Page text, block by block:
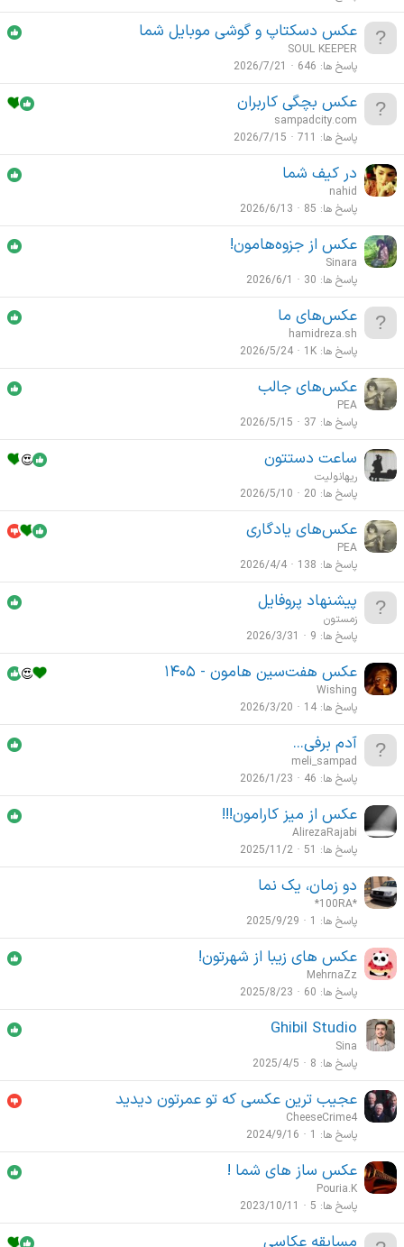
ه
ش
د
و
ع
عکس دسکتاپ و گوشی موبایل شما
SOUL KEEPER
پاسخ ها 646
2026/7/21
عکس بچگی کاربران
sampadcity.com
پاسخ ها
711
2026/7/15
در کیف شما
nahid
پاسخ ها 85
2026/6/13
عکس از جزوه‌هامون!
Sinara
پاسخ ها 30
2026/6/1
عکس‌های ما
hamidreza.sh
پاسخ ها 1K
2026/5/24
عکس‌های جالب
PEA
پاسخ ها 37
2026/5/15
ساعت دستتون
ریهانولیت
پاسخ ها 20
2026/5/10
عکس‌های یادگاری
PEA
پاسخ ها 138
2026/4/4
پیشنهاد پروفایل
زمستون
پاسخ ها 9
2026/3/31
عکس هفت‌سین‌‌ هامون - ۱۴۰۵
Wishing
پاسخ ها 14
2026/3/20
آدم برفی...
meli_sampad
پاسخ ها 46
2026/1/23
عکس از میز کارامون!!!
AlirezaRajabi
پاسخ ها
51
2025/11/2
دو زمان، یک نما
*100RA*
پاسخ ها
1
2025/9/29
عکس های زیبا از شهرتون!
MehrnaZz
پاسخ ها 60
2025/8/23
Ghibil Studio
Sina
پاسخ ها 8
2025/4/5
عجیب ترین عکسی که تو عمرتون دیدید
CheeseCrime4
پاسخ ها
1
2024/9/16
عکس ساز های شما !
Pouria.K
پاسخ ها 5
2023/10/11